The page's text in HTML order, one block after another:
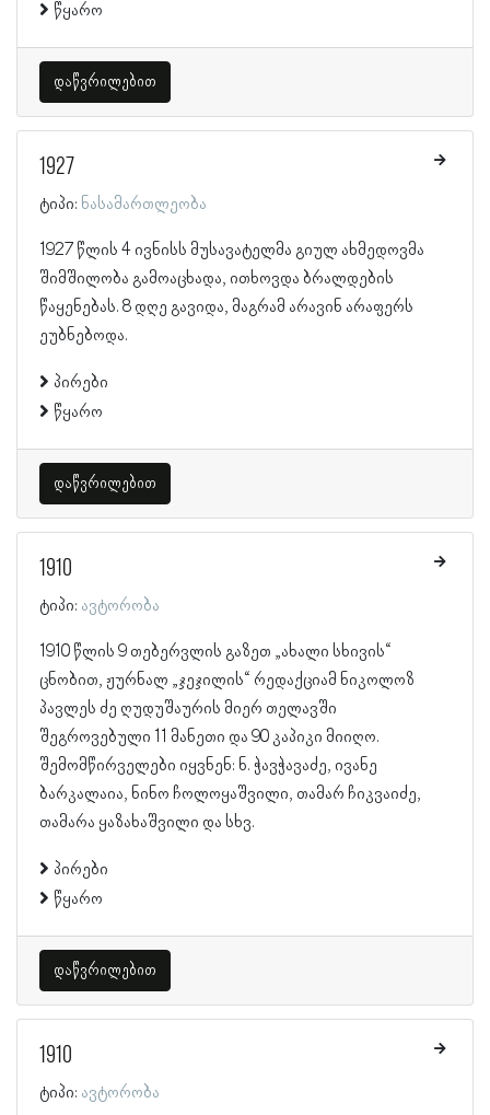
წყარო
დაწვრილებით
1927
ტიპი: ნასამართლეობა
1927 წლის 4 ივნისს მუსავატელმა გიულ ახმედოვმა
შიმშილობა გამოაცხადა, ითხოვდა ბრალდების
წაყენებას. 8 დღე გავიდა, მაგრამ არავინ არაფერს
ეუბნებოდა.
პირები
წყარო
დაწვრილებით
1910
ტიპი: ავტორობა
1910 წლის 9 თებერვლის გაზეთ „ახალი სხივის“
ცნობით, ჟურნალ „ჯეჯილის“ რედაქციამ ნიკოლოზ
პავლეს ძე ღუდუშაურის მიერ თელავში
შეგროვებული 11 მანეთი და 90 კაპიკი მიიღო.
შემომწირველები იყვნენ: ნ. ჭავჭავაძე, ივანე
ბარკალაია, ნინო ჩოლოყაშვილი, თამარ ჩიკვაიძე,
თამარა ყაზახაშვილი და სხვ.
პირები
წყარო
დაწვრილებით
1910
ტიპი: ავტორობა